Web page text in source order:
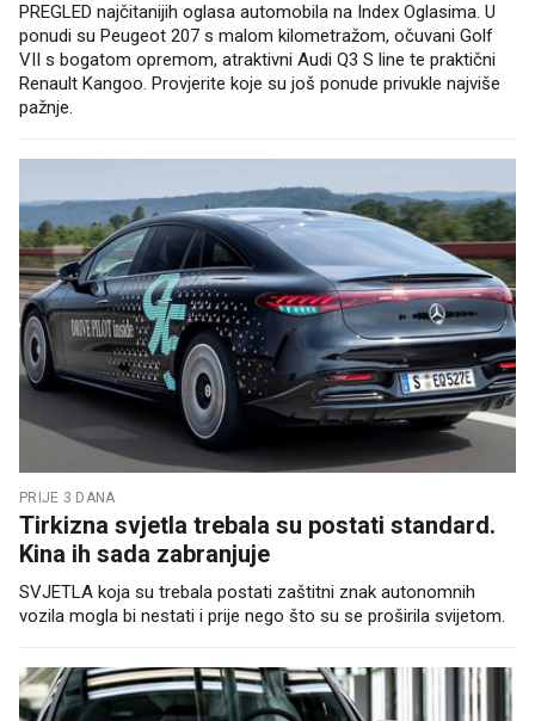
PREGLED najčitanijih oglasa automobila na Index Oglasima. U
ponudi su Peugeot 207 s malom kilometražom, očuvani Golf
VII s bogatom opremom, atraktivni Audi Q3 S line te praktični
Renault Kangoo. Provjerite koje su još ponude privukle najviše
pažnje.
PRIJE 3 DANA
Tirkizna svjetla trebala su postati standard.
Kina ih sada zabranjuje
SVJETLA koja su trebala postati zaštitni znak autonomnih
vozila mogla bi nestati i prije nego što su se proširila svijetom.